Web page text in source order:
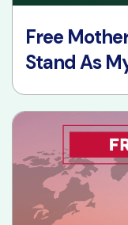
Free
Stand As